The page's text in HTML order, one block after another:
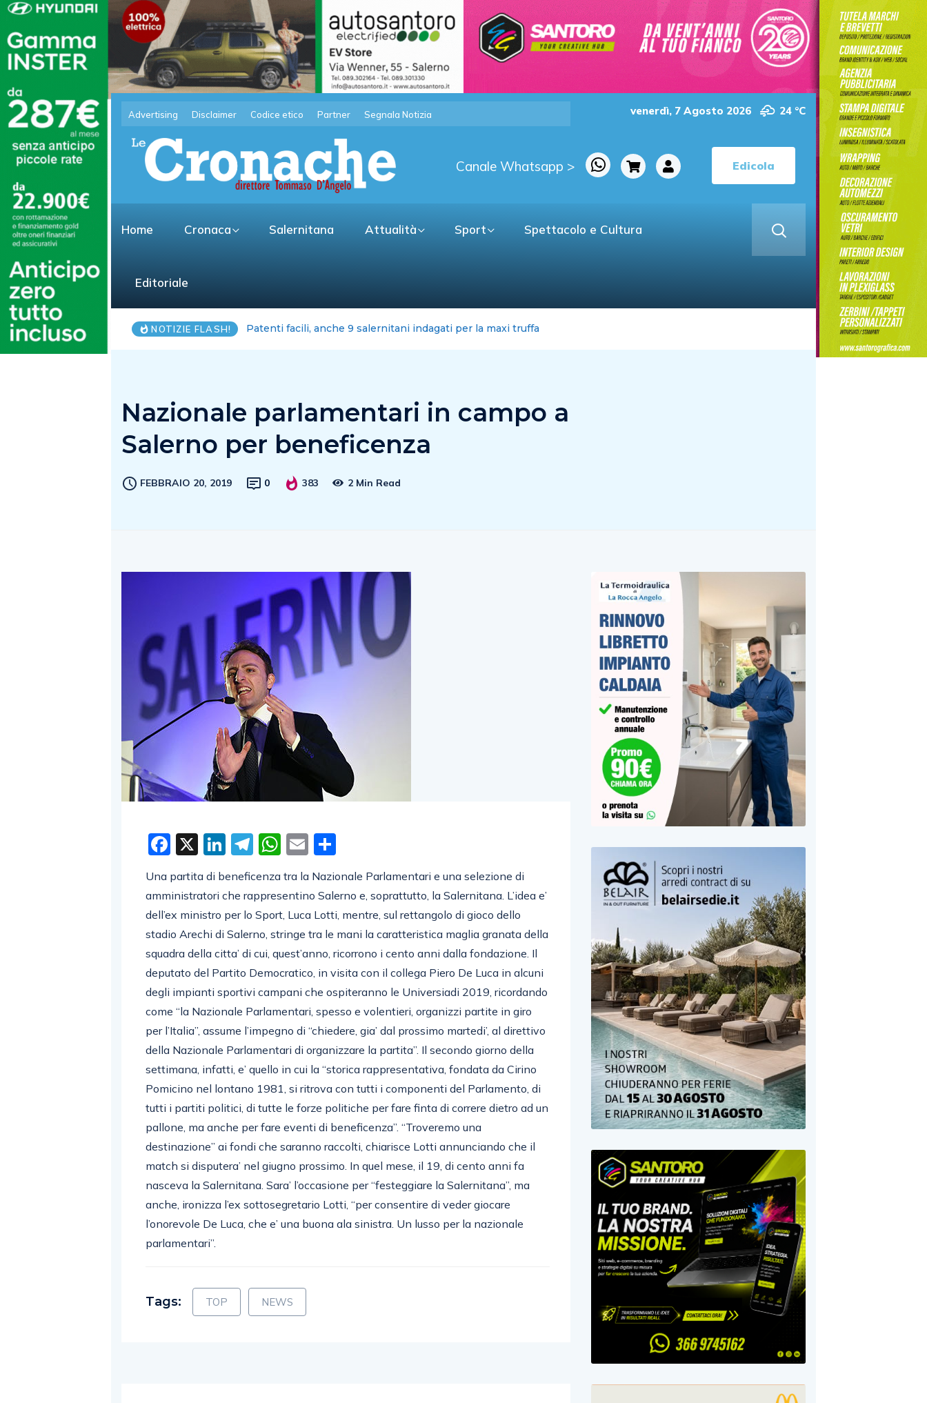
Advertising Disclaimer Codice etico Partner Segnala Notizia venerdì, 7 Agosto 2026 24 °C
Canale Whatsapp > Edicola
Home Cronaca Salernitana Attualità Sport Spettacolo e Cultura
Editoriale
NOTIZIE FLASH! Piantedosi, Comuni sciolti? Politica faccia di piu’
Nazionale parlamentari in campo a
Salerno per beneficenza
FEBBRAIO 20, 2019 0 383 2 Min Read
Facebook
X LinkedIn
Telegram
WhatsApp
Email
Una partita di beneficenza tra la Nazionale Parlamentari e una selezione di
amministratori che rappresentino Salerno e, soprattutto, la Salernitana. L’idea e’
dell’ex ministro per lo Sport, Luca Lotti, mentre, sul rettangolo di gioco dello
stadio Arechi di Salerno, stringe tra le mani la caratteristica maglia granata della
squadra della citta’ di cui, quest’anno, ricorrono i cento anni dalla fondazione. Il
deputato del Partito Democratico, in visita con il collega Piero De Luca in alcuni
degli impianti sportivi campani che ospiteranno le Universiadi 2019, ricordando
come “la Nazionale Parlamentari, spesso e volentieri, organizzi partite in giro
per l’Italia”, assume l’impegno di “chiedere, gia’ dal prossimo martedi’, al direttivo
della Nazionale Parlamentari di organizzare la partita”. Il secondo giorno della
settimana, infatti, e’ quello in cui la “storica rappresentativa, fondata da Cirino
Pomicino nel lontano 1981, si ritrova con tutti i componenti del Parlamento, di
tutti i partiti politici, di tutte le forze politiche per fare finta di correre dietro ad un
pallone, ma anche per fare eventi di beneficenza”. “Troveremo una
destinazione” ai fondi che saranno raccolti, chiarisce Lotti annunciando che il
match si disputera’ nel giugno prossimo. In quel mese, il 19, di cento anni fa
nasceva la Salernitana. Sara’ l’occasione per “festeggiare la Salernitana”, ma
anche, ironizza l’ex sottosegretario Lotti, “per consentire di veder giocare
l’onorevole De Luca, che e’ una buona ala sinistra. Un lusso per la nazionale
parlamentari”.
Tags: TOP NEWS